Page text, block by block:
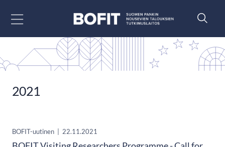
2021
BOFIT-uutinen 22.11.2021